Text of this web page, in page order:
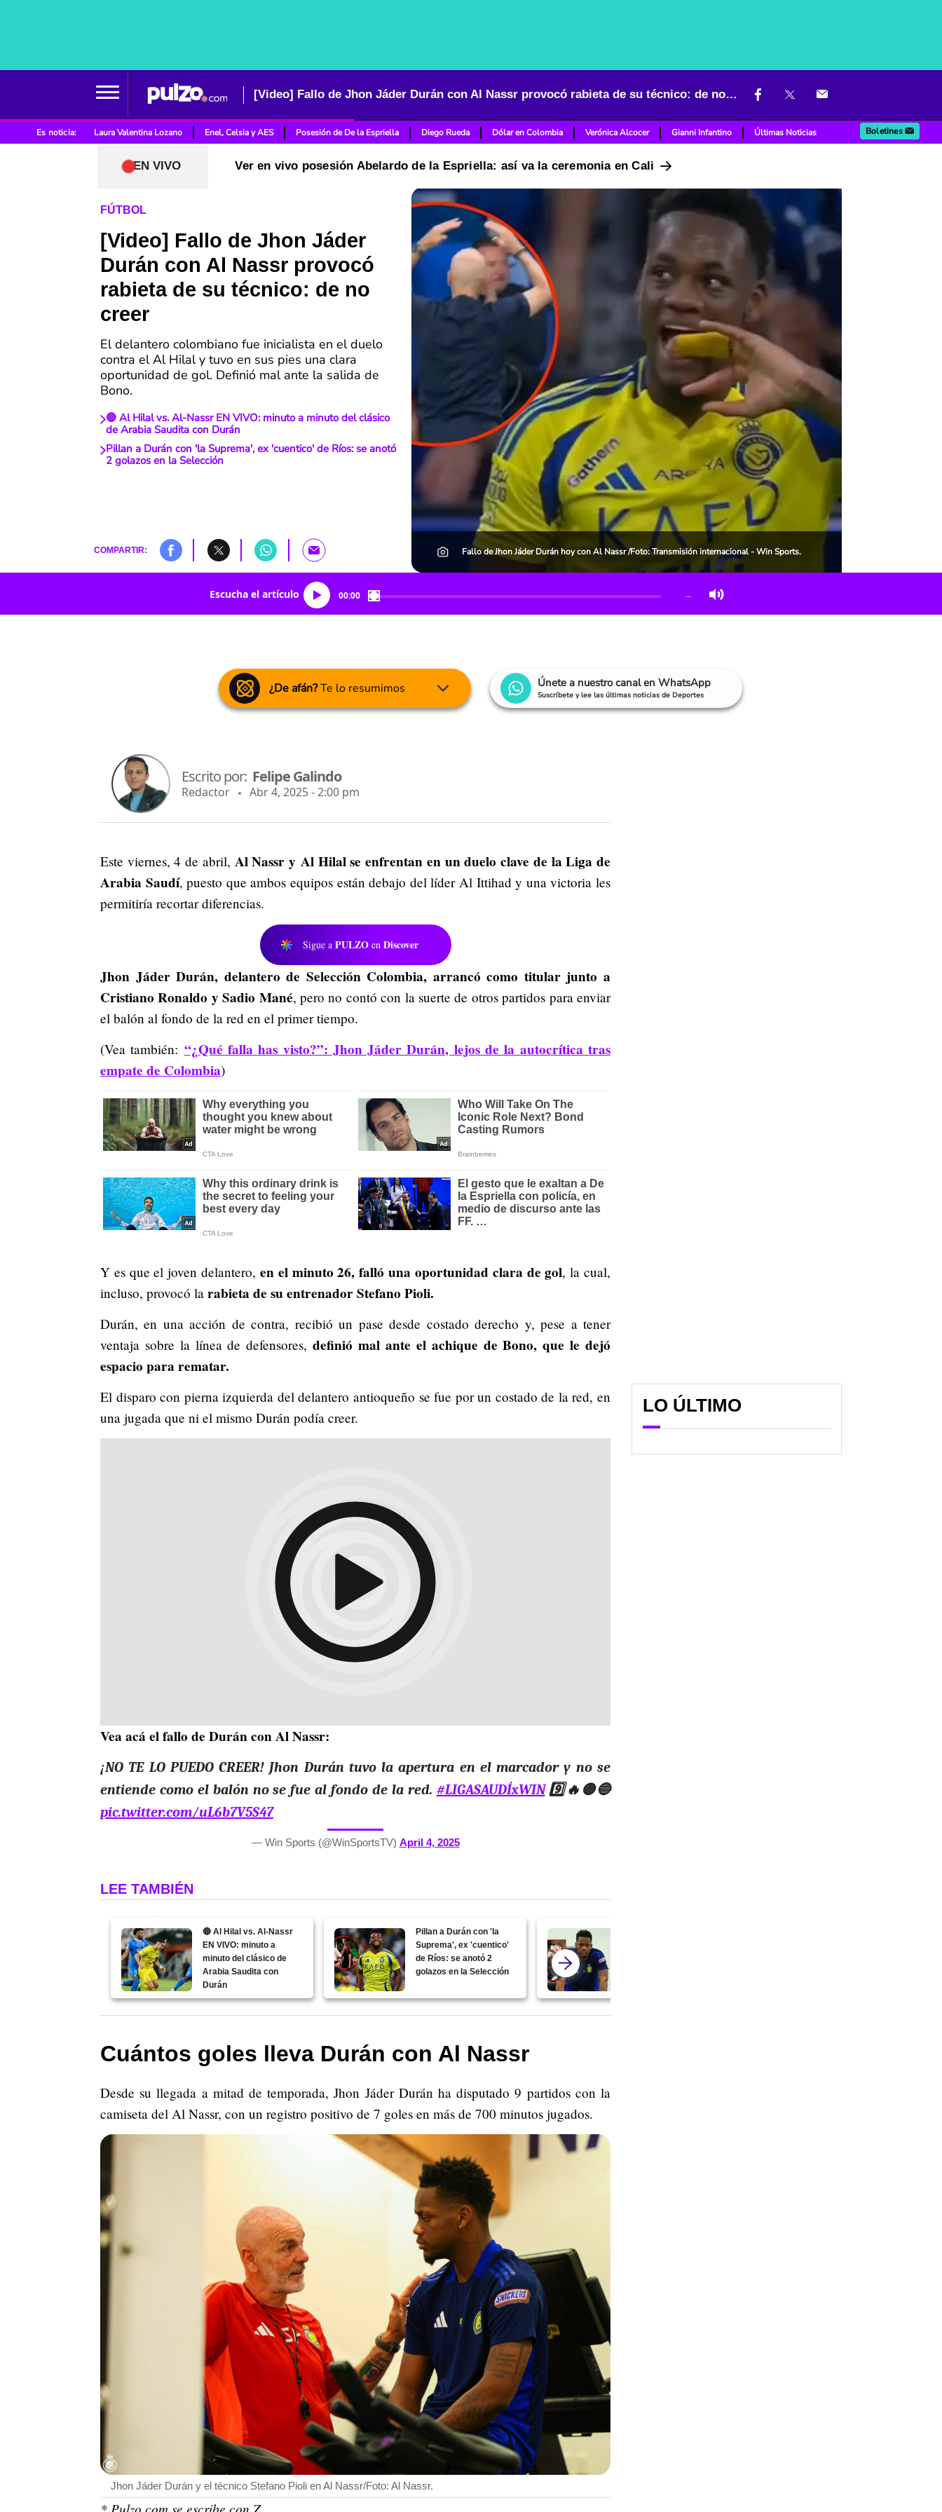
[Video] Fallo de Jhon Jáder Durán con Al Nassr provocó rabieta de su técnico: de no creer
Es noticia: Laura Valentina Lozano Enel, Celsia y AES Posesión de De la Espriella Diego Rueda Dólar en Colombia Verónica Alcocer Gianni Infantino Últimas Noticias Boletines
EN VIVO Ver en vivo posesión Abelardo de la Espriella: así va la ceremonia en Cali
FÚTBOL
[Video] Fallo de Jhon Jáder
Durán con Al Nassr provocó
rabieta de su técnico: de no
creer
El delantero colombiano fue inicialista en el duelo
contra el Al Hilal y tuvo en sus pies una clara
oportunidad de gol. Definió mal ante la salida de
Bono.
🔴 Al Hilal vs. Al-Nassr EN VIVO: minuto a minuto del clásico
de Arabia Saudita con Durán
Pillan a Durán con 'la Suprema', ex 'cuentico' de Ríos: se anotó
2 golazos en la Selección
COMPARTIR: Fallo de Jhon Jáder Durán hoy con Al Nassr /Foto: Transmisión internacional - Win Sports.
Escucha el artículo 00:00 …
¿De afán?Te lo resumimos Únete a nuestro canal en WhatsApp
Suscríbete y lee las últimas noticias de Deportes
Escrito por: Felipe Galindo
Redactor Abr 4, 2025 - 2:00 pm
Este viernes, 4 de abril, Al Nassr y Al Hilal se enfrentan en un duelo clave de la Liga de
Arabia Saudí, puesto que ambos equipos están debajo del líder Al Ittihad y una victoria les
permitiría recortar diferencias.
Sigue a PULZO en Discover
Jhon Jáder Durán, delantero de Selección Colombia, arrancó como titular junto a
Cristiano Ronaldo y Sadio Mané, pero no contó con la suerte de otros partidos para enviar
el balón al fondo de la red en el primer tiempo.
(Vea también: “¿Qué falla has visto?”: Jhon Jáder Durán, lejos de la autocrítica tras
empate de Colombia)
Y es que el joven delantero, en el minuto 26, falló una oportunidad clara de gol, la cual,
incluso, provocó la rabieta de su entrenador Stefano Pioli.
Durán, en una acción de contra, recibió un pase desde costado derecho y, pese a tener
ventaja sobre la línea de defensores,definió mal ante el achique de Bono, que le dejó
espacio para rematar.
El disparo con pierna izquierda del delantero antioqueño se fue por un costado de la red, en
una jugada que ni el mismo Durán podía creer.
Vea acá el fallo de Durán con Al Nassr:
¡NO TE LO PUEDO CREER! Jhon Durán tuvo la apertura en el marcador y no se
entiende como el balón no se fue al fondo de la red. #LIGASAUDÍxWIN9️⃣🔥🟡🔵
pic.twitter.com/uL6b7V5S47
— Win Sports (@WinSportsTV) April 4, 2025
LEE TAMBIÉN
🔴 Al Hilal vs. Al-Nassr
EN VIVO: minuto a
minuto del clásico de
Arabia Saudita con
Durán
Pillan a Durán con 'la
Suprema', ex 'cuentico'
de Ríos: se anotó 2
golazos en la Selección
Cuántos goles lleva Durán con Al Nassr
Desde su llegada a mitad de temporada, Jhon Jáder Durán ha disputado 9 partidos con la
camiseta del Al Nassr, con un registro positivo de 7 goles en más de 700 minutos jugados.
Jhon Jáder Durán y el técnico Stefano Pioli en Al Nassr/Foto: Al Nassr.
LO ÚLTIMO